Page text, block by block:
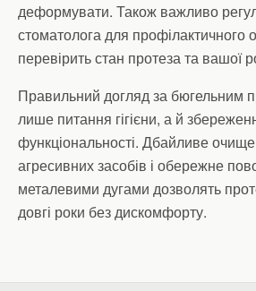
деформувати. Також важливо
стоматолога для профілактичного
перевірить стан протеза та вашої
Правильний догляд за бюгельним
лише питання гігієни, а й
функціональності. Дбайливе
агресивних засобів і обережне
металевими дугами дозволять
довгі роки без дискомфорту.